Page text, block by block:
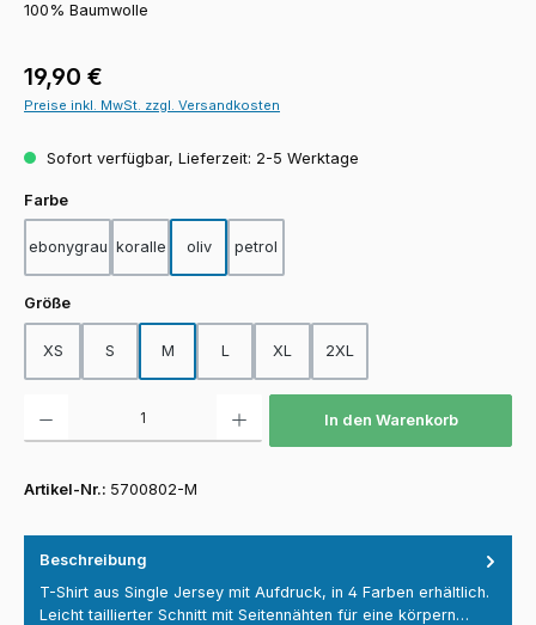
100% Baumwolle
Regulärer Preis:
19,90 €
Preise inkl. MwSt. zzgl. Versandkosten
Sofort verfügbar, Lieferzeit: 2-5 Werktage
Farbeauswählen
ebonygrau koralle oliv petrol
Größeauswählen
XS S M L XL 2XL
In den Warenkorb
Artikel-Nr.: 5700802-M
Beschreibung
T-Shirt aus Single Jersey mit Aufdruck, in 4 Farben erhältlich.
Leicht taillierter Schnitt mit Seitennähten für eine körpern…